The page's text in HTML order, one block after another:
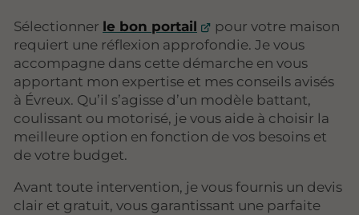
Sélectionner le bon portail
pour votre maison
requiert une réflexion approfondie. Je vous
accompagne dans cette démarche en vous
apportant mon expertise et mes conseils avisés
à Évreux. Qu’il s’agisse d’un modèle battant,
coulissant ou motorisé, je vous aide à choisir la
meilleure option en fonction de vos besoins et
de votre budget.
Avant toute intervention, je vous fournis un devis
clair et gratuit, vous garantissant une parfaite